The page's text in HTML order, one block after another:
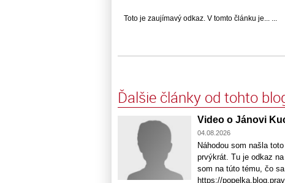
Toto je zaujímavý odkaz. V tomto článku je... ...
Ďalšie články od tohto
Video o Jánovi
04.08.2026
Náhodou som našla
prvýkrát. Tu je odkaz
som na túto tému, čo
https://